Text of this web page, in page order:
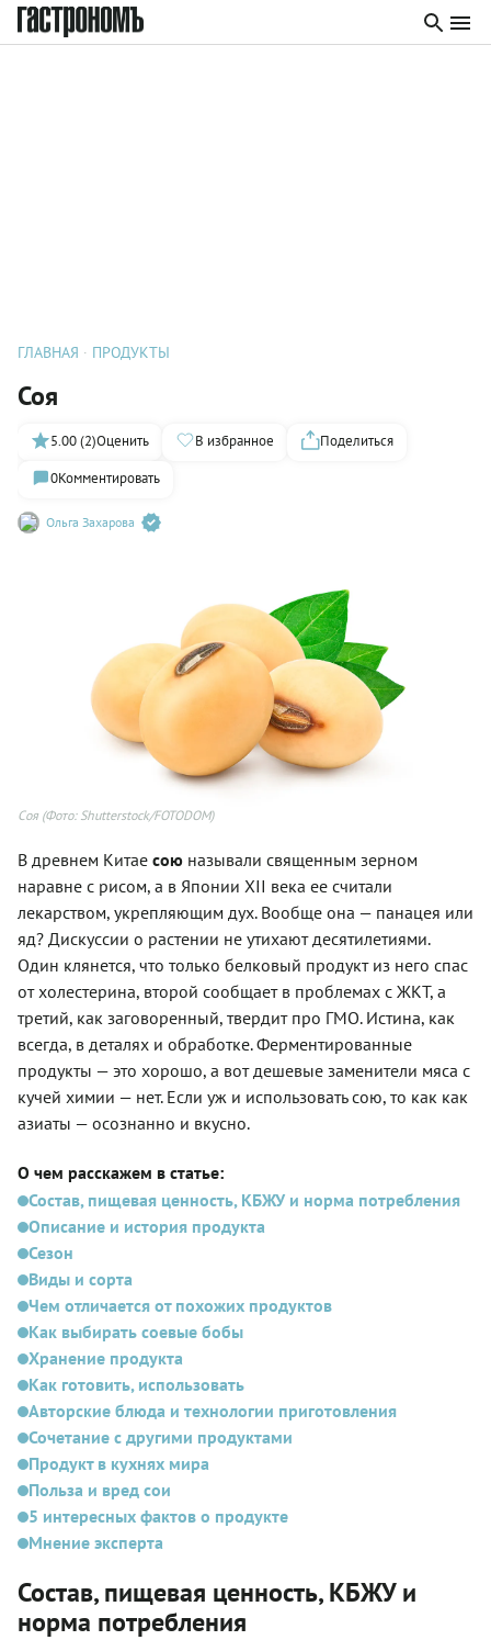
ГЛАВНАЯ ПРОДУКТЫ
Соя
Ольга Захарова
5.00 (2)Оценить В избранное
Поделиться
0Комментировать
Соя (Фото: Shutterstock/FOTODOM)
В древнем Китае сою называли священным зерном
наравне с рисом, а в Японии XII века ее считали
лекарством, укрепляющим дух. Вообще она — панацея или
яд? Дискуссии о растении не утихают десятилетиями.
Один клянется, что только белковый продукт из него спас
от холестерина, второй сообщает в проблемах с ЖКТ, а
третий, как заговоренный, твердит про ГМО. Истина, как
всегда, в деталях и обработке. Ферментированные
продукты — это хорошо, а вот дешевые заменители мяса с
кучей химии — нет. Если уж и использовать сою, то как как
азиаты — осознанно и вкусно.
О чем расскажем в статье:
Состав, пищевая ценность, КБЖУ и норма потребления
Описание и история продукта
Сезон
Виды и сорта
Чем отличается от похожих продуктов
Как выбирать соевые бобы
Хранение продукта
Как готовить, использовать
Авторские блюда и технологии приготовления
Сочетание с другими продуктами
Продукт в кухнях мира
Польза и вред сои
5 интересных фактов о продукте
Мнение эксперта
Состав, пищевая ценность, КБЖУ и
норма потребления